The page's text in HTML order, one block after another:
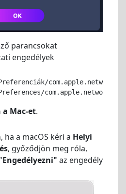
parancsokat
engedélyek
Mac-et.
a macOS kéri a Helyi
, győződjön meg róla,
az engedély